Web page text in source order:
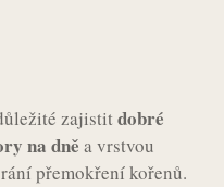
zajistitdobré
na dně a vrstvou
přemokření kořenů.